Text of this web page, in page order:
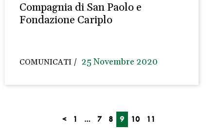
Compagnia di San Paolo e
Fondazione Cariplo
COMUNICATI 25 Novembre 2020
< 1 … 7 8 9 10 11